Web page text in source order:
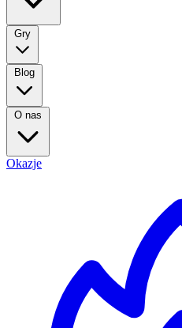
Gry
Blog
O nas
Okazje